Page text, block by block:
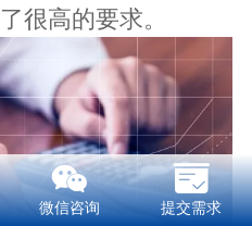
很高的要求。
微信咨询 提交需求